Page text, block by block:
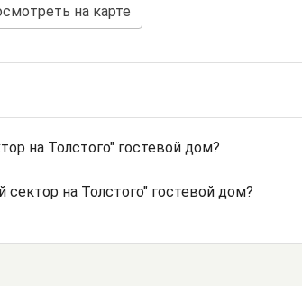
на карте
на Толстого" гостевой дом?
на Толстого" гостевой дом?